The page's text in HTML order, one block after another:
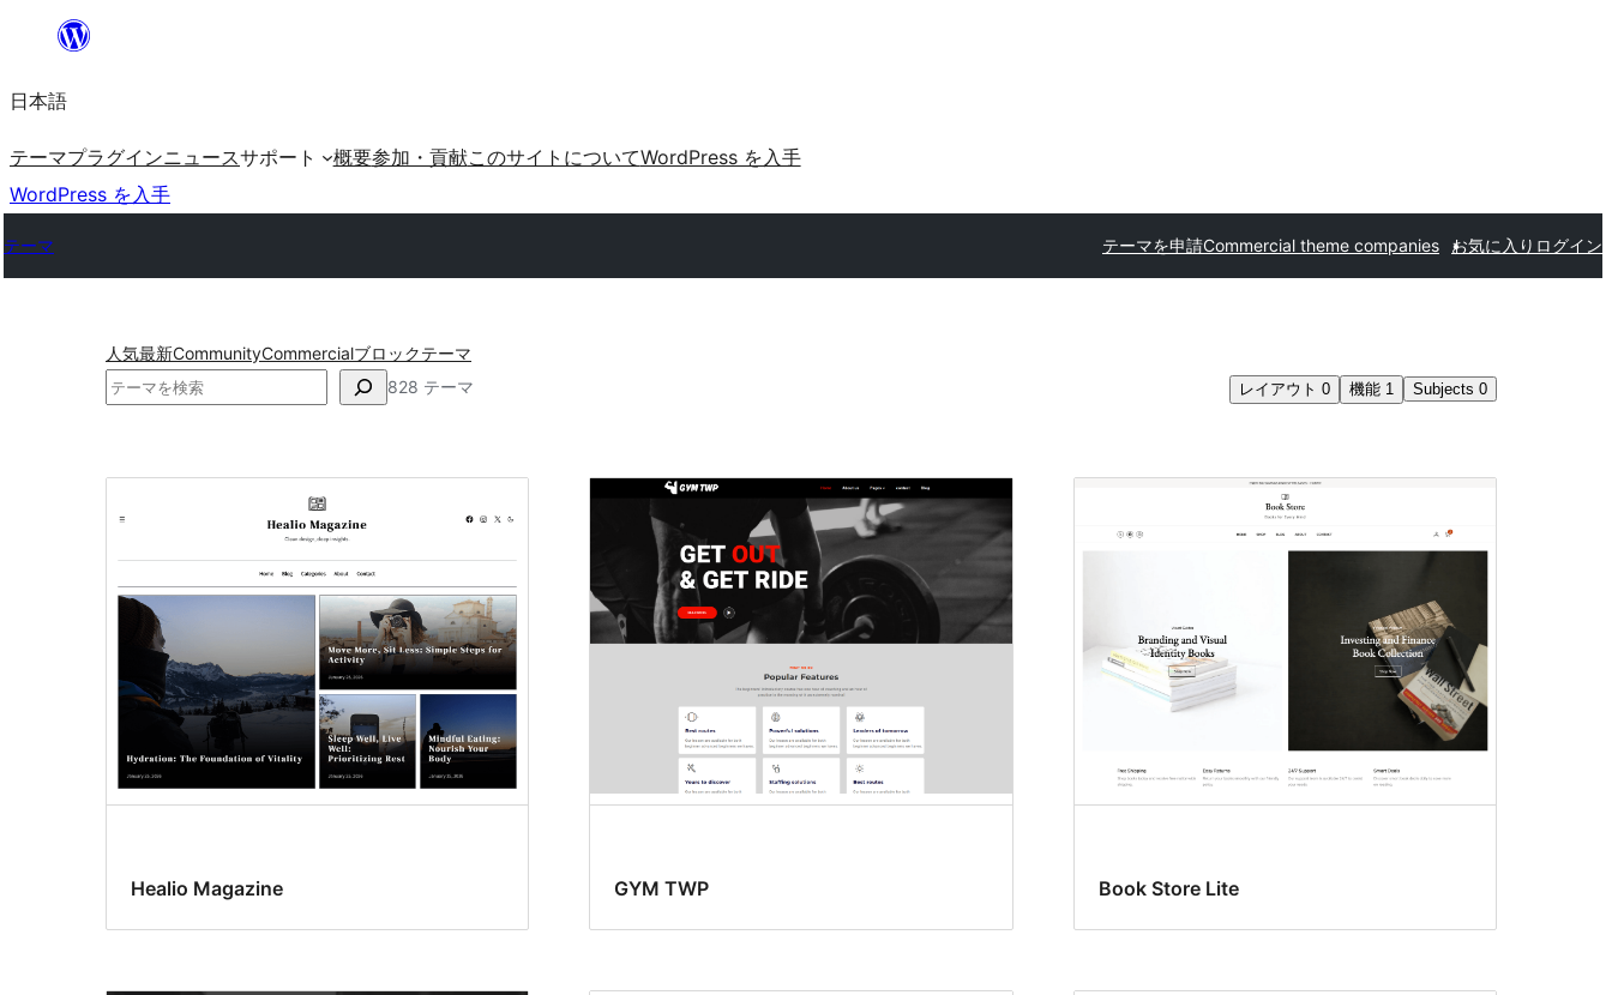
を
ッ
プ
日本語
テーマプラグインニュースサポート 概要参加・貢献このサイトについてWordPress を入手
WordPress を入手
テーマ テーマを申請Commercial theme companies お気に入り ログイン
人気最新CommunityCommercialブロックテーマ
検
828 テーマ レイアウト 0 機能 1 Subjects 0
タ
イ
ル
エ
ョ
ン
Healio Magazine GYM TWP Book Store Lite